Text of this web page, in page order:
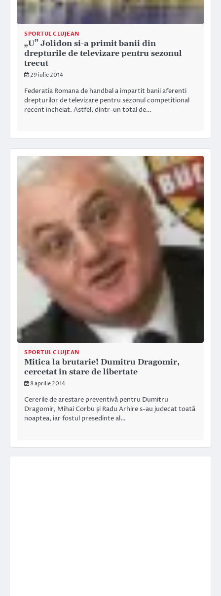
SPORTUL CLUJEAN
„U” Jolidon si-a primit banii din
drepturile de televizare pentru sezonul
trecut
29 iulie 2014
Federatia Romana de handbal a impartit banii aferenti
drepturilor de televizare pentru sezonul competitional
recent incheiat. Astfel, dintr-un total de…
SPORTUL CLUJEAN
Mitica la brutarie! Dumitru Dragomir,
cercetat in stare de libertate
8 aprilie 2014
Cererile de arestare preventivă pentru Dumitru
Dragomir, Mihai Corbu şi Radu Arhire s-au judecat toată
noaptea, iar fostul presedinte al…